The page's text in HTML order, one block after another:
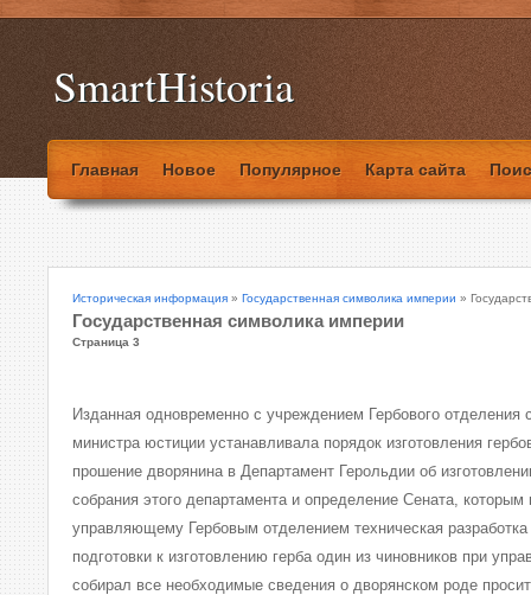
SmartHistoria
Главная Новое Популярное Карта сайта
Историческая информация » Государственная символика империи »
Государственная символика империи
Страница 3
Изданная одновременно с учреждением Гербового отделения
министра юстиции устанавливала порядок изготовления
прошение дворянина в Департамент Герольдии об
собрания этого департамента и определение Сената,
управляющему Гербовым отделением техническая разработка
подготовки к изготовлению герба один из чиновников при
собирал все необходимые сведения о дворянском роде